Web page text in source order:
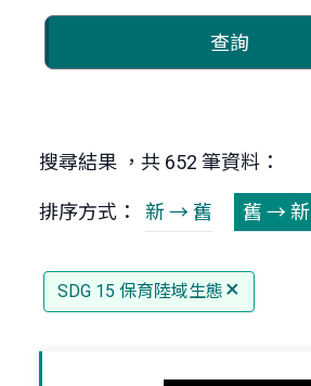
查詢
搜尋結果 ，共 652 筆資料：
排序方式： 新 → 舊 舊 → 新
SDG 15 保育陸域生態